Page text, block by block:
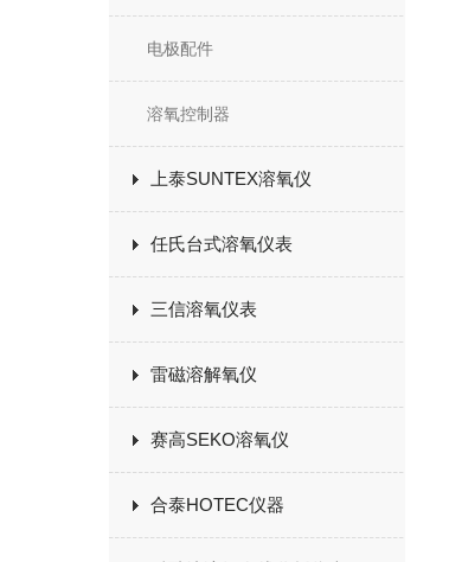
电极配件
溶氧控制器
上泰SUNTEX溶氧仪
任氏台式溶氧仪表
三信溶氧仪表
雷磁溶解氧仪
赛高SEKO溶氧仪
合泰HOTEC仪器